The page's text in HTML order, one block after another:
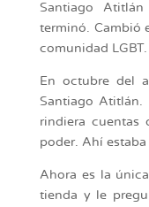
Santiago
terminó. Cambió
comunidad LGBT.
En octubre del
Santiago Atitlán.
rindiera cuentas
poder. Ahí
Ahora es la
tienda y le